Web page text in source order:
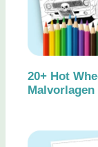
20+ Hot